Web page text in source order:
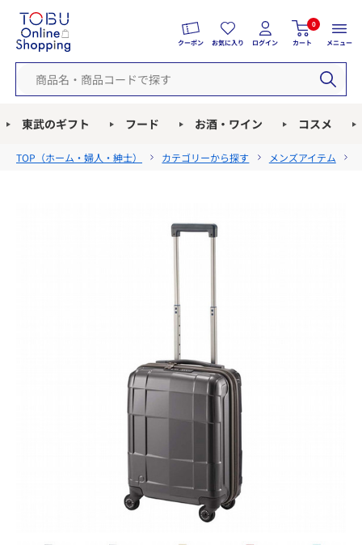
クーポン お気に入り ログイン
0
カート メニュー
東武のギフト フード お酒・ワイン コスメ
TOP（ホーム・婦人・紳士） カテゴリーから探す メンズアイテム